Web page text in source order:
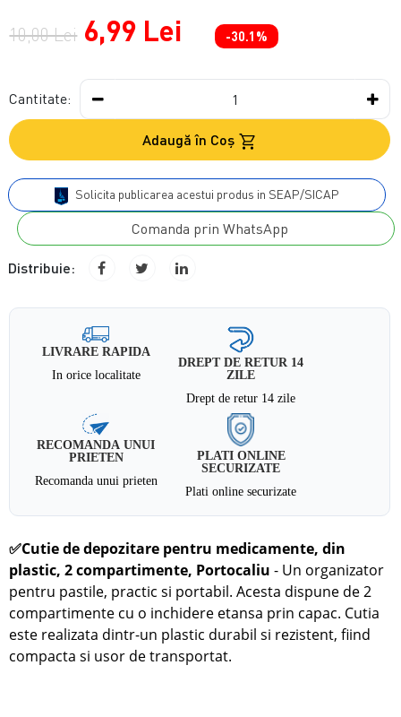
10,00 Lei 6,99 Lei -30.1%
Cantitate:
Adaugă în Coş
Solicita publicarea acestui produs in SEAP/SICAP
Comanda prin WhatsApp
Distribuie:
LIVRARE RAPIDA
In orice localitate
DREPT DE RETUR 14
ZILE
Drept de retur 14 zile
RECOMANDA UNUI
PRIETEN
Recomanda unui prieten
PLATI ONLINE
SECURIZATE
Plati online securizate
✅Cutie de depozitare pentru medicamente, din
plastic, 2 compartimente, Portocaliu - Un organizator
pentru pastile, practic si portabil. Acesta dispune de 2
compartimente cu o inchidere etansa prin capac. Cutia
este realizata dintr-un plastic durabil si rezistent, fiind
compacta si usor de transportat.